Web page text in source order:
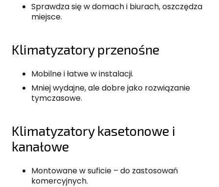
Sprawdza się w domach i biurach, oszczędza
miejsce.
Klimatyzatory przenośne
Mobilne i łatwe w instalacji.
Mniej wydajne, ale dobre jako rozwiązanie
tymczasowe.
Klimatyzatory kasetonowe i
kanałowe
Montowane w suficie – do zastosowań
komercyjnych.